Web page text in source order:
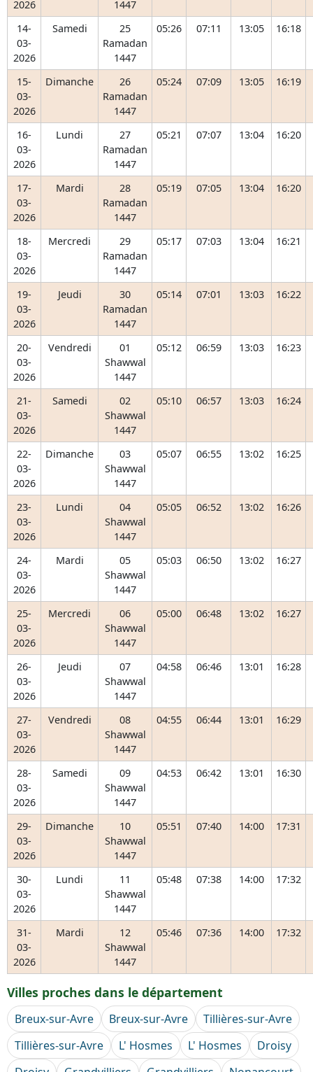
2026
1447
14-
03-
2026
Samedi
25
Ramadan
1447
05:26 07:11 13:05 16:18
15-
03-
2026
Dimanche
26
Ramadan
1447
05:24 07:09 13:05 16:19
16-
03-
2026
Lundi
27
Ramadan
1447
05:21 07:07 13:04 16:20
17-
03-
2026
Mardi
28
Ramadan
1447
05:19 07:05 13:04 16:20
18-
03-
2026
Mercredi
29
Ramadan
1447
05:17 07:03 13:04 16:21
19-
03-
2026
Jeudi
30
Ramadan
1447
05:14 07:01 13:03 16:22
20-
03-
2026
Vendredi
01
Shawwal
1447
05:12 06:59 13:03 16:23
21-
03-
2026
Samedi
02
Shawwal
1447
05:10 06:57 13:03 16:24
22-
03-
2026
Dimanche
03
Shawwal
1447
05:07 06:55 13:02 16:25
23-
03-
2026
Lundi
04
Shawwal
1447
05:05 06:52 13:02 16:26
24-
03-
2026
Mardi
05
Shawwal
1447
05:03 06:50 13:02 16:27
25-
03-
2026
Mercredi
06
Shawwal
1447
05:00 06:48 13:02 16:27
26-
03-
2026
Jeudi
07
Shawwal
1447
04:58 06:46 13:01 16:28
27-
03-
2026
Vendredi
08
Shawwal
1447
04:55 06:44 13:01 16:29
28-
03-
2026
Samedi
09
Shawwal
1447
04:53 06:42 13:01 16:30
29-
03-
2026
Dimanche
10
Shawwal
1447
05:51 07:40 14:00 17:31
30-
03-
2026
Lundi
11
Shawwal
1447
05:48 07:38 14:00 17:32
31-
03-
2026
Mardi
12
Shawwal
1447
05:46 07:36 14:00 17:32
Villes proches dans le département
Breux-sur-Avre Breux-sur-Avre
Tillières-sur-Avre
Tillières-sur-Avre
L' Hosmes L' Hosmes
Droisy